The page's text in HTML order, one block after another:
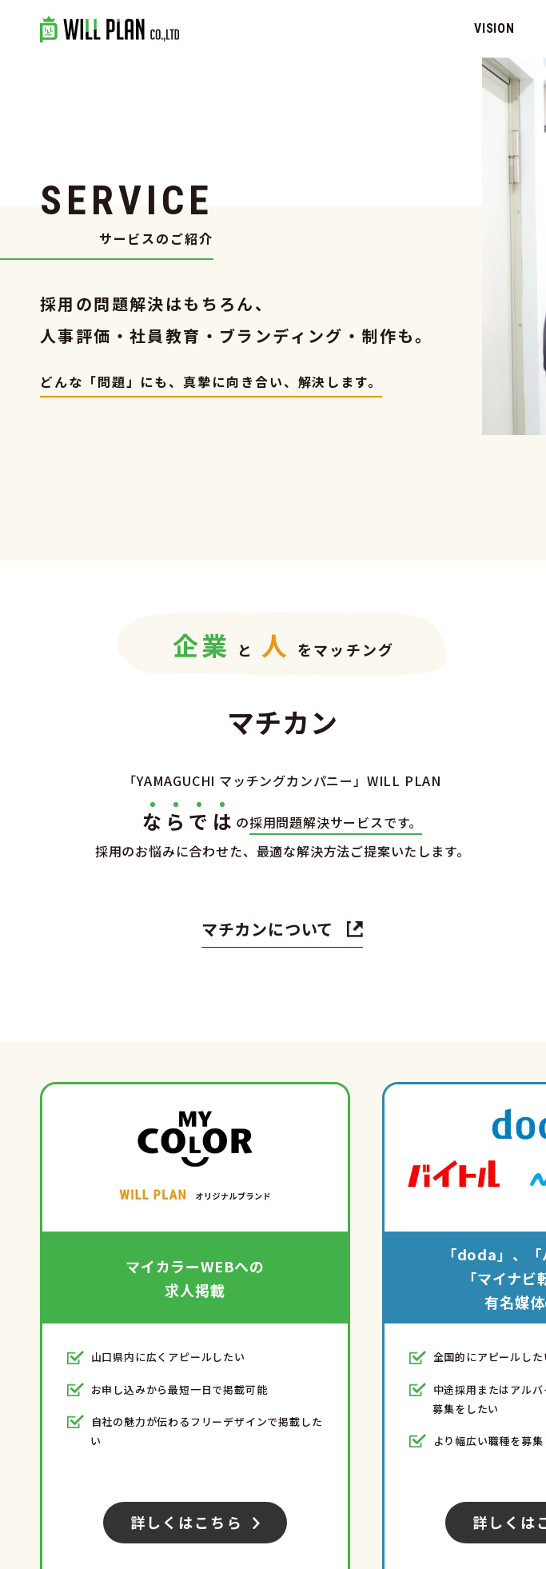
VISION
SERVICE
サービスのご紹介
採用の問題解決はもちろん、
人事評価・社員教育・ ブランディング・制作も。
どんな「問題」にも、真摯に向き合い、解決します。
企業 と 人 をマッチング
マチカン
「YAMAGUCHI マッチングカンパニー」 WILL PLAN
な ら で は の採用問題解決サービスです。
採用のお悩みに合わせた、 最適な解決方法ご提案いたします。
マチカンについて
マイカラーWEBへの
求人掲載
山口県内に広くアピールしたい
お申し込みから最短一日で掲載可能
自社の魅力が伝わるフリーデザインで掲載した
い
詳しくはこちら
「doda」、「
「マイナ
有名媒
全国的にアピールした
中途採用またはアル
募集をしたい
より幅広い職種を募集
詳しくは